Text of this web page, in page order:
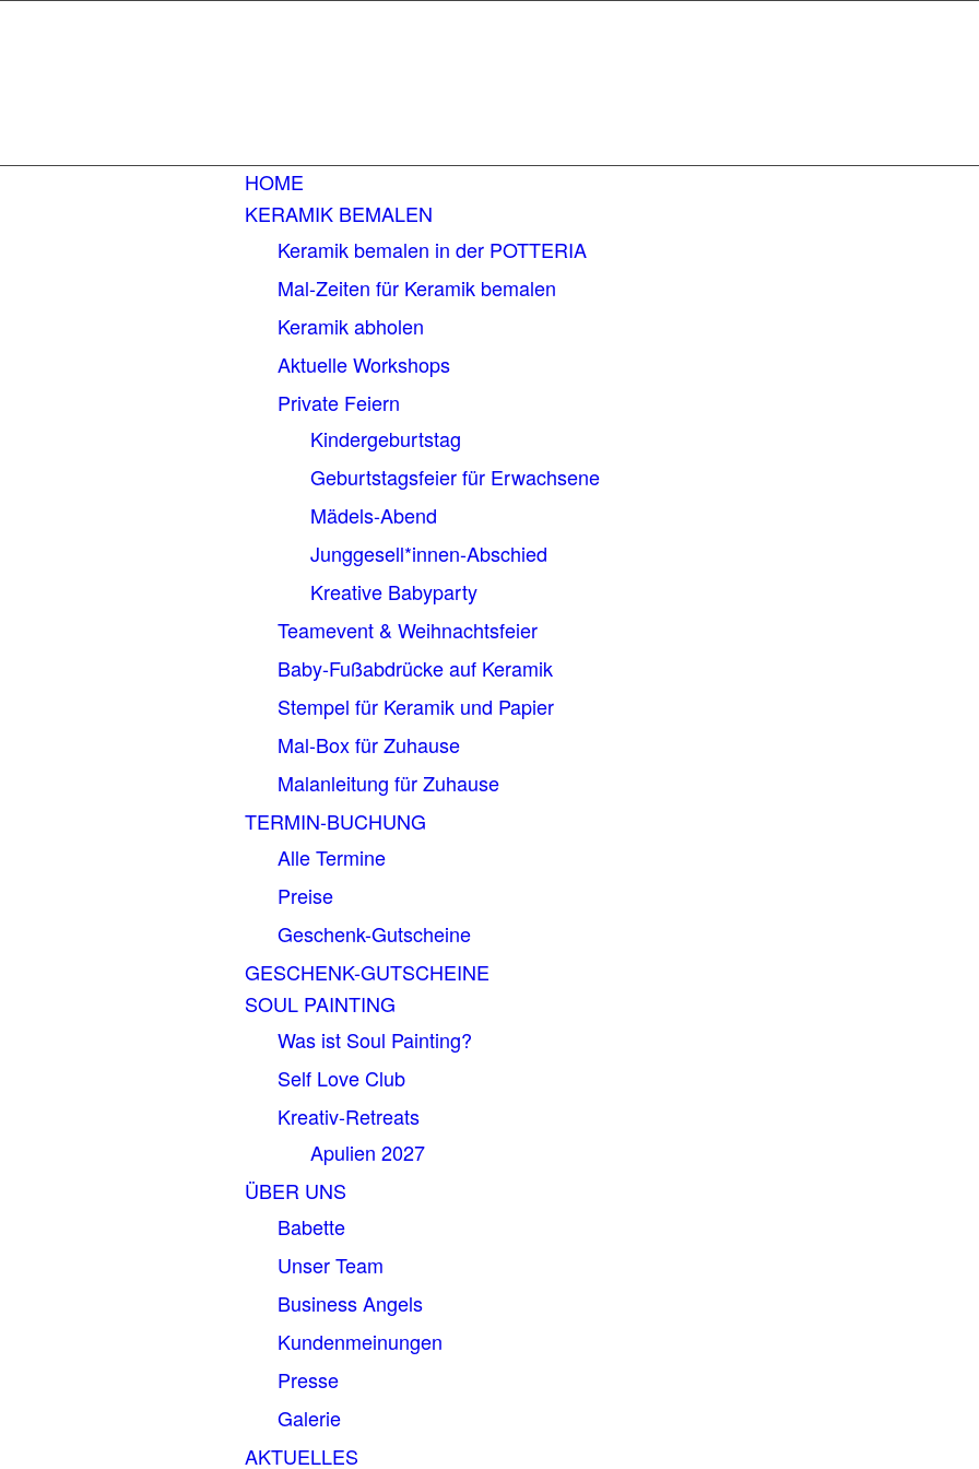
HOME
KERAMIK BEMALEN
Keramik bemalen in der POTTERIA
Mal-Zeiten für Keramik bemalen
Keramik abholen
Aktuelle Workshops
Private Feiern
Kindergeburtstag
Geburtstagsfeier für Erwachsene
Mädels-Abend
Junggesell*innen-Abschied
Kreative Babyparty
Teamevent & Weihnachtsfeier
Baby-Fußabdrücke auf Keramik
Stempel für Keramik und Papier
Mal-Box für Zuhause
Malanleitung für Zuhause
TERMIN-BUCHUNG
Alle Termine
Preise
Geschenk-Gutscheine
GESCHENK-GUTSCHEINE
SOUL PAINTING
Was ist Soul Painting?
Self Love Club
Kreativ-Retreats
Apulien 2027
ÜBER UNS
Babette
Unser Team
Business Angels
Kundenmeinungen
Presse
Galerie
AKTUELLES